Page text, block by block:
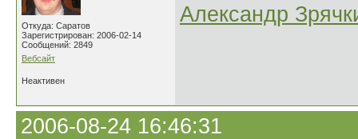
Откуда: Саратов
Зарегистрирован: 2006-02-14
Сообщений: 2849
Вебсайт
Александр
Неактивен
2006-08-24 16:46:31